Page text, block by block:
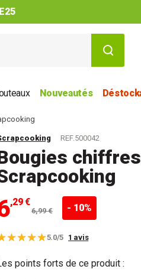
Nouveautés
REF.500042
,29 €
6,99 € - 10%
5.0/5 1 avis
points forts de ce produit :